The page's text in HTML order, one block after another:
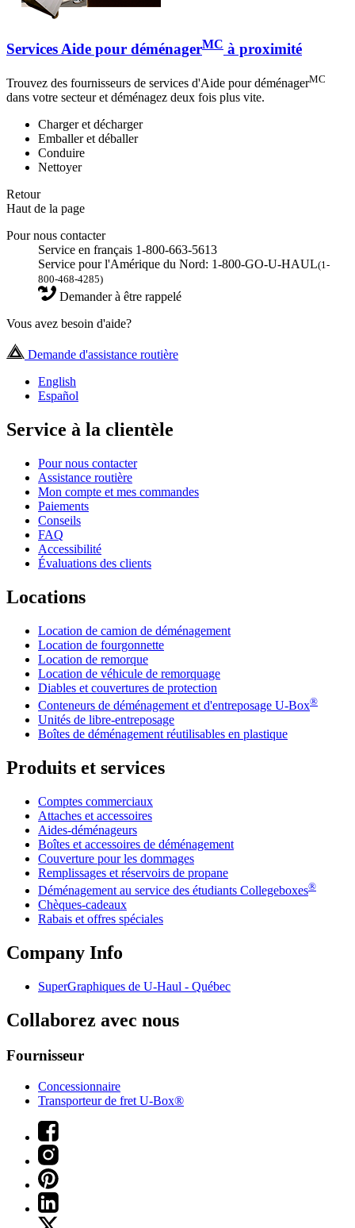
Services Aide pour déménagerMC à proximité
Trouvez des fournisseurs de services d'Aide pour déménagerMC
dans votre secteur et déménagez deux fois plus vite.
Charger et décharger
Emballer et déballer
Conduire
Nettoyer
Retour
Haut de la page
Pour nous contacter
Service en français 1-800-663-5613
Service pour l'Amérique du Nord: 1-800-GO-U-HAUL(1-
800-468-4285)
Demander à être rappelé
Vous avez besoin d'aide?
Demande d'assistance routière
English
Español
Service à la clientèle
Pour nous contacter
Assistance routière
Mon compte et mes commandes
Paiements
Conseils
FAQ
Accessibilité
Évaluations des clients
Locations
Location de camion de déménagement
Location de fourgonnette
Location de remorque
Location de véhicule de remorquage
Diables et couvertures de protection
Conteneurs de déménagement et d'entreposage U-Box®
Unités de libre-entreposage
Boîtes de déménagement réutilisables en plastique
Produits et services
Comptes commerciaux
Attaches et accessoires
Aides-déménageurs
Boîtes et accessoires de déménagement
Couverture pour les dommages
Remplissages et réservoirs de propane
Déménagement au service des étudiants Collegeboxes®
Chèques-cadeaux
Rabais et offres spéciales
Company Info
SuperGraphiques de U-Haul - Québec
Collaborez avec nous
Fournisseur
Concessionnaire
Transporteur de fret U-Box®